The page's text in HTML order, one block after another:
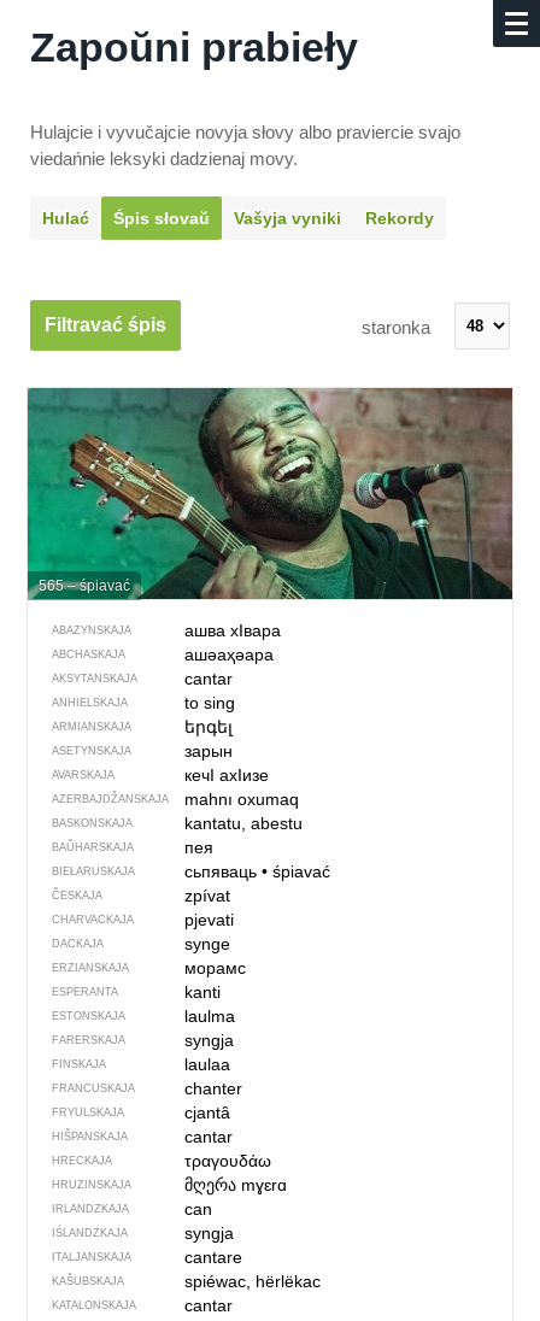
Zapoŭni prabieły
Hulajcie i vyvučajcie novyja słovy albo praviercie svajo
viedańnie leksyki dadzienaj movy.
Hulać Śpis słovaŭ Vašyja vyniki Rekordy
Filtravać śpis staronka
565 – śpiavać
ABAZYNSKAJA ашва хIвара
ABCHASKAJA ашәаҳәара
AKSYTANSKAJA cantar
ANHIELSKAJA to sing
ARMIANSKAJA երգել
ASETYNSKAJA зарын
AVARSKAJA кечI ахIизе
AZERBAJDŽAN­SKAJA mahnı oxumaq
BASKONSKAJA kantatu, abestu
BAŬHARSKAJA пея
BIEŁARUSKAJA сьпяваць• śpiavać
ČESKAJA zpívat
CHARVACKAJA pjevati
DACKAJA synge
ERZIANSKAJA морамс
ESPERANTA kanti
ESTONSKAJA laulma
FARERSKAJA syngja
FINSKAJA laulaa
FRANCUSKAJA chanter
FRYULSKAJA cjantâ
HIŠPANSKAJA cantar
HRECKAJA τραγουδάω
HRUZINSKAJA მღერა mɣɛrɑ
IRLANDZKAJA can
IŚLANDZKAJA syngja
ITALJANSKAJA cantare
KAŠUBSKAJA spiéwac, hërlëkac
KATALONSKAJA cantar